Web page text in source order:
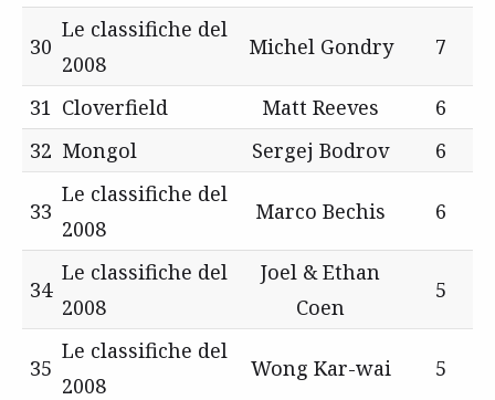
30
Le classifiche del
2008
Michel Gondry 7
31 Cloverfield Matt Reeves
6
32 Mongol Sergej Bodrov 6
33
Le classifiche del
2008
Marco Bechis 6
34
Le classifiche del
2008
Joel & Ethan
Coen
5
35
Le classifiche del
2008
Wong Kar-wai 5